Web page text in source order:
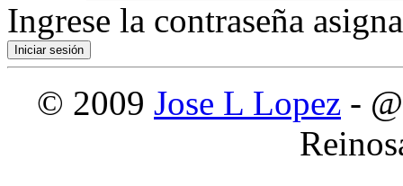
Ingrese la contraseña
© 2009 Jose L Lopez -